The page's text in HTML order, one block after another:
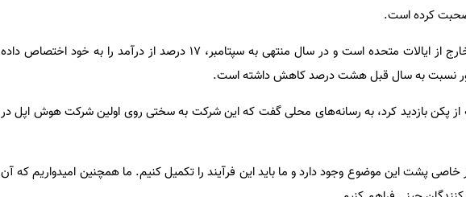
چین مهمترین بازار اپل در خارج از ایالات متحده است و در سال منتهی به سپتامبر، ۱۷ درصد از درآمد را به خود اختصاص داده
نسبت به سال قبل هشت درصد کاهش داشته است.
پکن بازدید کرد، به رسانه‌های محلی گفت که این شرکت به سختی روی اولین شرکت هوش اپل در
خاصی پشت این موضوع وجود دارد و ما باید این فرآیند را تکمیل کنیم. ما همچنین امیدواریم که آن